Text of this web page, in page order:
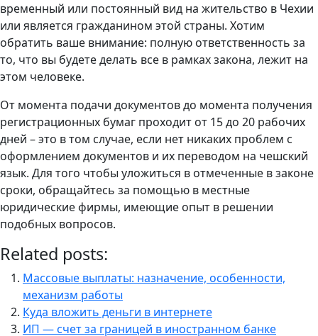
временный или постоянный вид на жительство в Чехии
или является гражданином этой страны. Хотим
обратить ваше внимание: полную ответственность за
то, что вы будете делать все в рамках закона, лежит на
этом человеке.
От момента подачи документов до момента получения
регистрационных бумаг проходит от 15 до 20 рабочих
дней – это в том случае, если нет никаких проблем с
оформлением документов и их переводом на чешский
язык. Для того чтобы уложиться в отмеченные в законе
сроки, обращайтесь за помощью в местные
юридические фирмы, имеющие опыт в решении
подобных вопросов.
Related posts:
Массовые выплаты: назначение, особенности,
механизм работы
Куда вложить деньги в интернете
ИП — счет за границей в иностранном банке